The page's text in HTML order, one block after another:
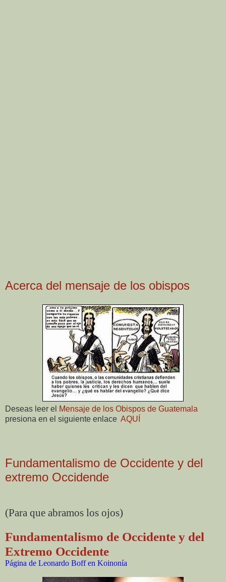
Acerca del mensaje de los obispos
Deseas leer el Mensaje de los Obispos de Guatemala
presiona en el siguiente enlace AQUÍ
Fundamentalismo de Occidente y del
extremo Occidende
(Para que abramos los ojos)
Fundamentalismo de Occidente y del
Extremo Occidente
Página de Leonardo Boff en Koinonía